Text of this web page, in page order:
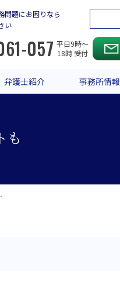
問題にお困りなら
い
057 平日9時〜
18時 受付
弁護士紹介 事務所情報
も